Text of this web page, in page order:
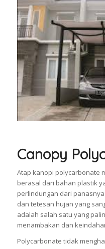
Canopy
Atap kanopi polycarbonate
berasal dari bahan plastik
perlindungan dari
dan tetesan hujan yang
adalah salah satu yang
menambakan dan
Polycarbonate tidak